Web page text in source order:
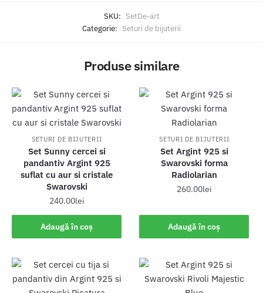
SKU: SetDe-art
Categorie: Seturi de bijuterii
Produse similare
SETURI DE BIJUTERII
Set Sunny cercei si
pandantiv Argint 925
suflat cu aur si cristale
Swarovski
240.00lei
Adaugă în coș
SETURI DE BIJUTERII
Set Argint 925 si
Swarovski forma
Radiolarian
260.00lei
Adaugă în coș